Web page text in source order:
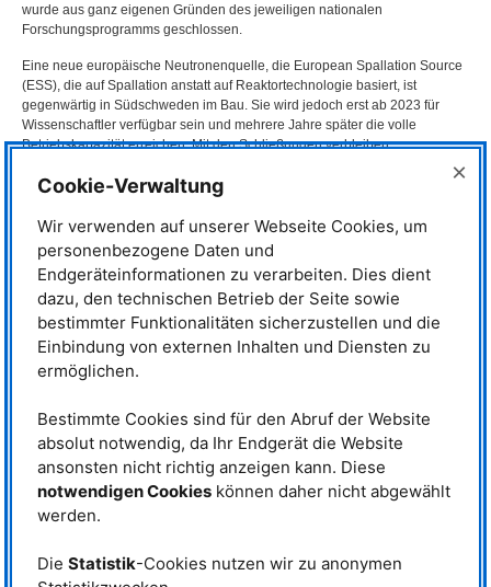
wurde aus ganz eigenen Gründen des jeweiligen nationalen
Forschungsprogramms geschlossen.
Eine neue europäische Neutronenquelle, die European Spallation Source
(ESS), die auf Spallation anstatt auf Reaktortechnologie basiert, ist
gegenwärtig in Südschweden im Bau. Sie wird jedoch erst ab 2023 für
Wissenschaftler verfügbar sein und mehrere Jahre später die volle
Betriebskapazität erreichen. Mit den Schließungen verbleiben
II in Garching und das 50
Jahre alte Institut Laue-Langevin in Grenoble, Frankreich, als letzte große
frühere Direktorin desLLBund
Vorsitzende vonENSA, sagt dazu:
„Die europäische Gemeinschaft
sich in einer paradoxen, ja sogar
schizophrenen Situation. Wir
nächste Generation von Nutzern
darauf vorbereiten, mit der
ESS
die zukünftig leistungsfähigste Quelle der
Welt voll auszunutzen, während wir gleichzeitig stark reduzierten Zugang
zu Instrumenten in Europa haben. Das könnte zu einem Engpass an
Neutronen führen. Es ist schlicht Tatsache, dass weniger
Forschungsanlagen, weniger Messinstrumente und weniger Betriebstage
Veränderungen leisten kann. Gleichzeitig haben
Cookie-Verwaltung ×
Wir verwenden auf unserer Webseite Cookies, um
personenbezogene Daten und
Endgeräteinformationen zu verarbeiten. Dies dient
dazu, den technischen Betrieb der Seite sowie
bestimmter Funktionalitäten sicherzustellen und die
Einbindung von externen Inhalten und Diensten zu
ermöglichen.
Bestimmte Cookies sind für den Abruf der Website
absolut notwendig, da Ihr Endgerät die Website
ansonsten nicht richtig anzeigen kann. Diese
notwendigen Cookieskönnen daher nicht abgewählt
werden.
Die Statistik-Cookies nutzen wir zu anonymen